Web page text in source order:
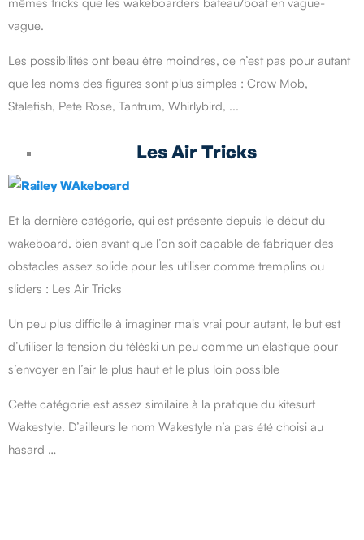
vague.
Les possibilités ont beau être moindres, ce n’est pas pour autant
que les noms des figures sont plus simples : Crow Mob,
Stalefish, Pete Rose, Tantrum, Whirlybird, ...
Les Air Tricks
Et la dernière catégorie, qui est présente depuis le début du
wakeboard, bien avant que l’on soit capable de fabriquer des
obstacles assez solide pour les utiliser comme tremplins ou
sliders : Les Air Tricks
Un peu plus difficile à imaginer mais vrai pour autant, le but est
d’utiliser la tension du téléski un peu comme un élastique pour
s’envoyer en l’air le plus haut et le plus loin possible
Cette catégorie est assez similaire à la pratique du kitesurf
Wakestyle. D’ailleurs le nom Wakestyle n’a pas été choisi au
hasard …